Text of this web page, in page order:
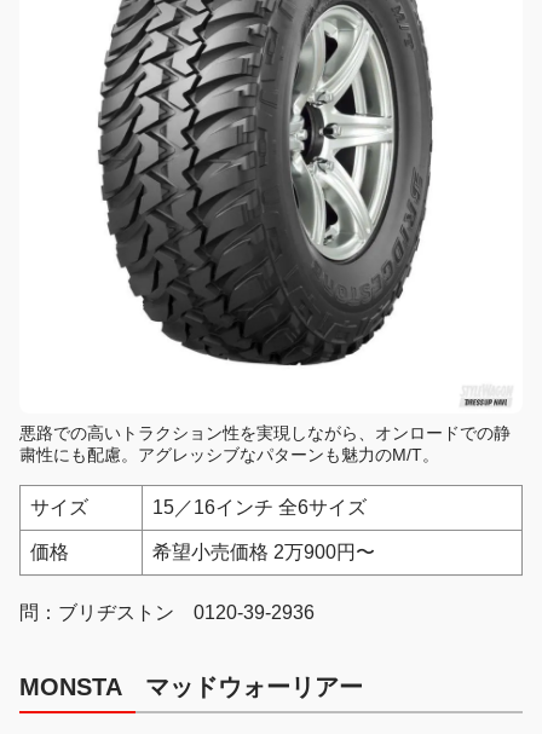
悪路での高いトラクション性を実現しながら、オンロードでの静
粛性にも配慮。アグレッシブなパターンも魅力のM/T。
サイズ 15／16インチ 全6サイズ
価格 希望小売価格 2万900円〜
問：ブリヂストン 0120-39-2936
MONSTA マッドウォーリアー